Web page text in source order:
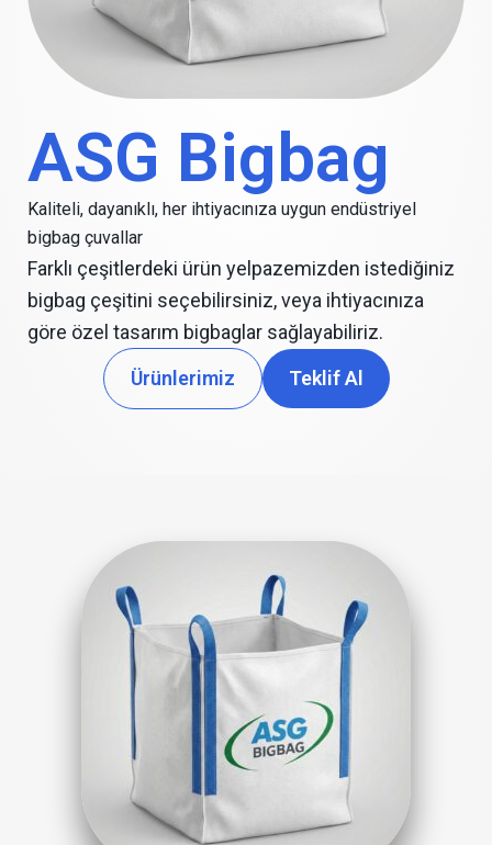
ASG Bigbag
Kaliteli, dayanıklı, her ihtiyacınıza uygun endüstriyel
bigbag çuvallar
Farklı çeşitlerdeki ürün yelpazemizden istediğiniz
bigbag çeşitini seçebilirsiniz, veya ihtiyacınıza
göre özel tasarım bigbaglar sağlayabiliriz.
Ürünlerimiz
Teklif Al